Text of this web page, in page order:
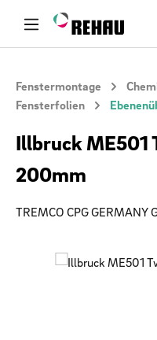
Zum Hauptinhalt springen
Fenstermontage
Fensterfolien
Illbruck ME501
200mm
TREMCO CPG GERMANY
Bildergalerie überspringen